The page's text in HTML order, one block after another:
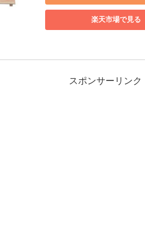
楽天市場で見る
スポンサーリンク